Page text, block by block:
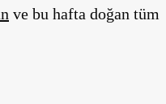
ve bu hafta doğan tüm